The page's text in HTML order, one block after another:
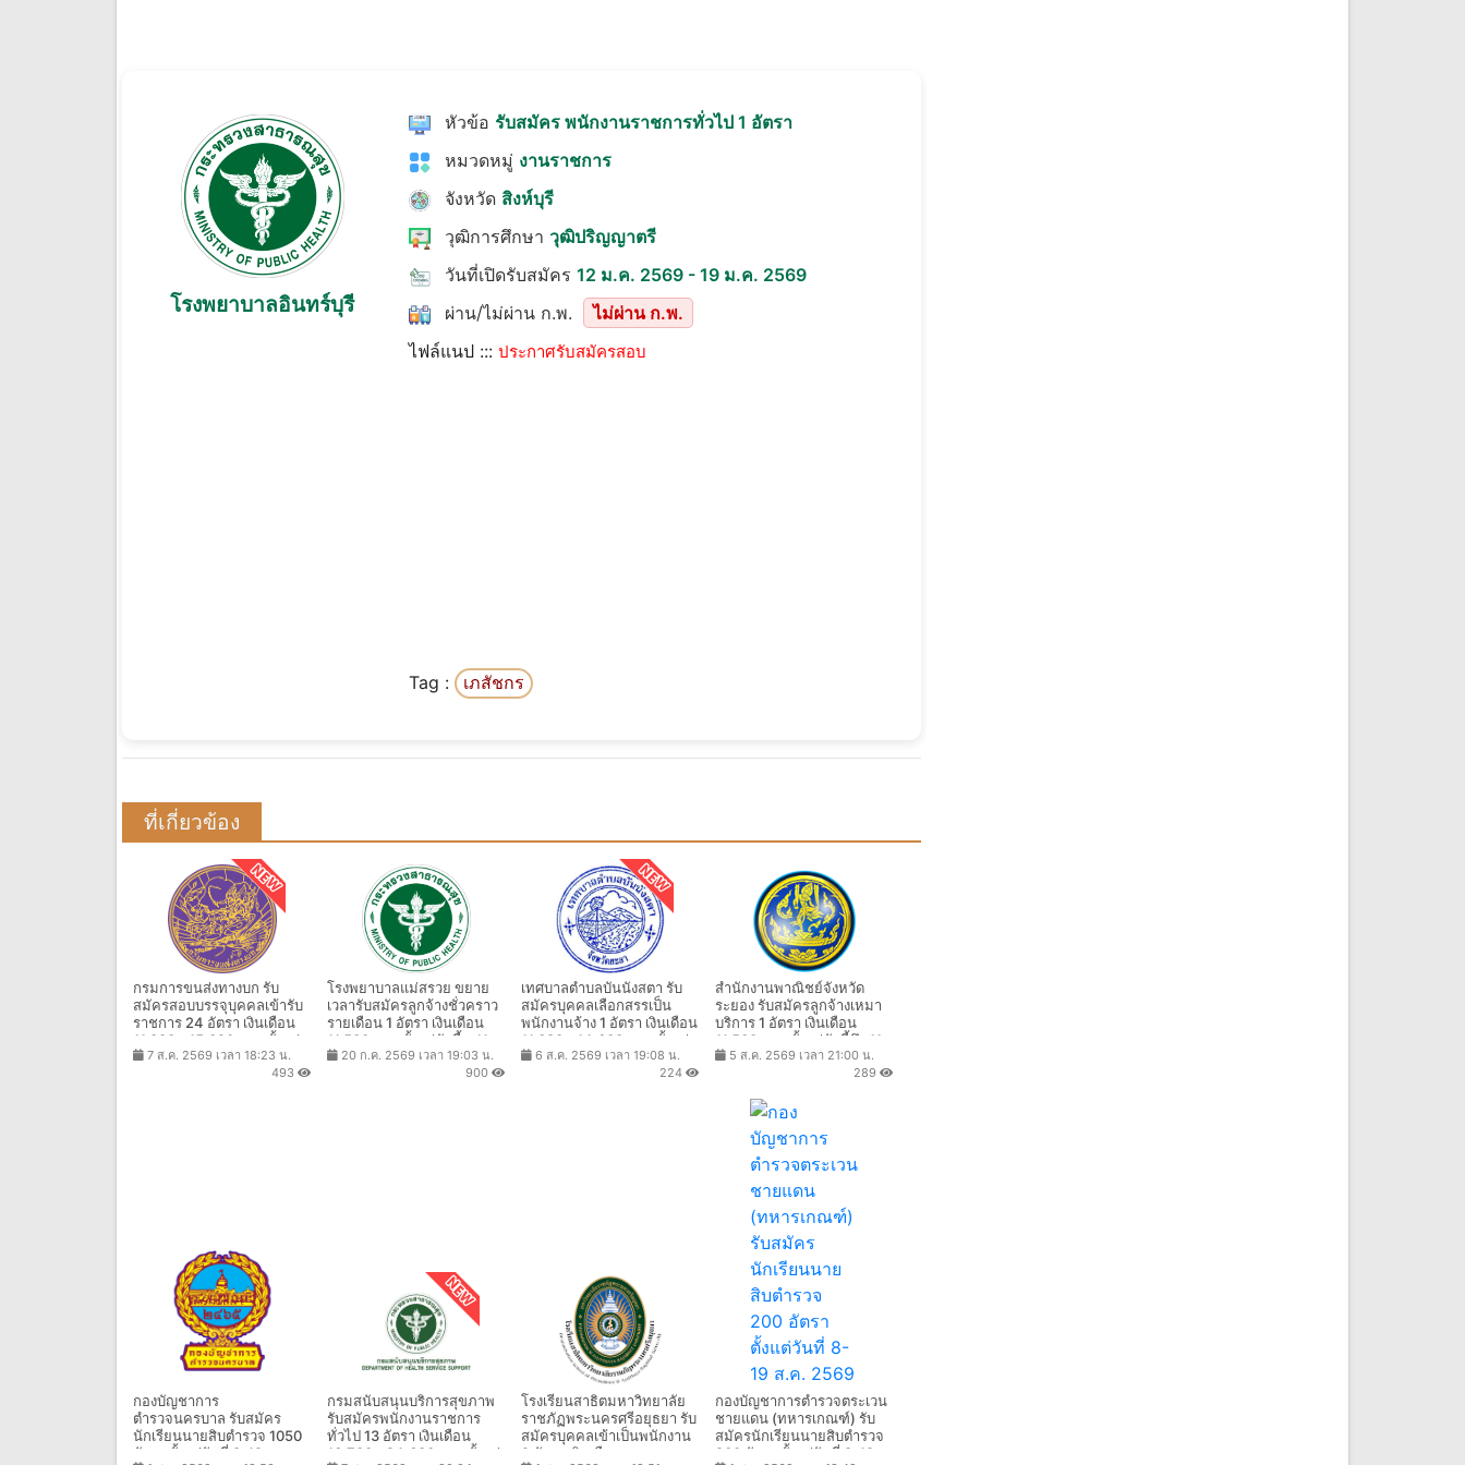
โรงพยาบาลอินทร์บุรี
หัวข้อ รับสมัคร พนักงานราชการทั่วไป 1 อัตรา
หมวดหมู่ งานราชการ
จังหวัด สิงห์บุรี
วุฒิการศึกษา วุฒิปริญญาตรี
วันที่เปิดรับสมัคร 12 ม.ค. 2569 - 19 ม.ค. 2569
ผ่าน/ไม่ผ่าน ก.พ.
ไม่ผ่าน ก.พ.
ไฟล์แนป ::: ประกาศรับสมัครสอบ
Tag : เภสัชกร
ที่เกี่ยวข้อง
กรมการขนส่งทางบก รับ
สมัครสอบบรรจุบุคคลเข้ารับ
ราชการ 24 อัตรา เงินเดือน
11,380 - 15,320 บาท ตั้งแต่
วันที่ 18 ส.ค. - 7 ส.ค. 2569
7 ส.ค. 2569 เวลา 18:23 น.
493
โรงพยาบาลแม่สรวย ขยาย
เวลารับสมัครลูกจ้างชั่วคราว
รายเดือน 1 อัตรา เงินเดือน
11,500 บาท ตั้งแต่บัดนี้ - 11
ส.ค. 2569
20 ก.ค. 2569 เวลา 19:03 น.
900
เทศบาลตําบลบันนังสตา รับ
สมัครบุคคลเลือกสรรเป็น
พนักงานจ้าง 1 อัตรา เงินเดือน
11,380 - 14,600 บาท ตั้งแต่
วันที่ 13 - 25 ส.ค. 2569
6 ส.ค. 2569 เวลา 19:08 น.
224
สำนักงานพาณิชย์จังหวัด
ระยอง รับสมัครลูกจ้างเหมา
บริการ 1 อัตรา เงินเดือน
11,500 บาท ตั้งแต่บัดนี้ถึง 11
ส.ค. 2569
5 ส.ค. 2569 เวลา 21:00 น.
289
กองบัญชาการ
ตำรวจนครบาล รับสมัคร
นักเรียนนายสิบตำรวจ 1050
อัตรา ตั้งแต่วันที่ 8-19 ส.ค.
กรมสนับสนุนบริการสุขภาพ
รับสมัครพนักงานราชการ
ทั่วไป 13 อัตรา เงินเดือน
16,700 - 24,680 บาท ตั้งแต่
โรงเรียนสาธิตมหาวิทยาลัย
ราชภัฏพระนครศรีอยุธยา รับ
สมัครบุคคลเข้าเป็นพนักงาน
2 อัตรา เงินเดือน
กองบัญชาการตำรวจตระเวน
ชายแดน (ทหารเกณฑ์) รับ
สมัครนักเรียนนายสิบตำรวจ
200 อัตรา ตั้งแต่วันที่ 8-19